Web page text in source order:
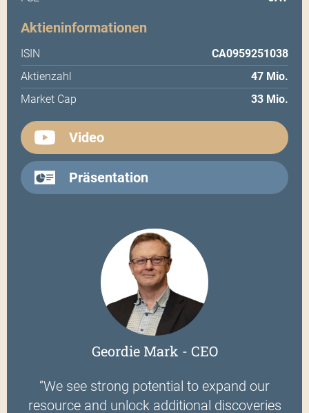
Aktieninformationen
ISIN
CA0959251038
Aktienzahl
47 Mio.
Market Cap
33 Mio.
Video
Präsentation
Geordie Mark - CEO
“We see strong potential to expand our
resource and unlock additional discoveries